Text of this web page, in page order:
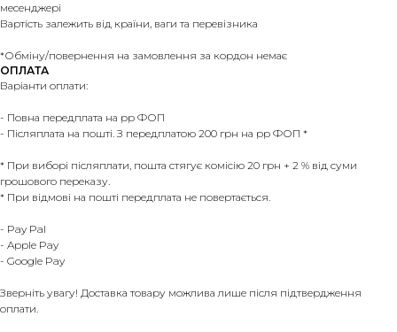
месенджері
Вартість залежить від країни, ваги та перевізника
*Обміну/повернення на замовлення за кордон немає
ОПЛАТА
Варіанти оплати:
- Повна передплата на рр ФОП
- Післяплата на пошті. З передплатою 200 грн на рр ФОП *
* При виборі післяплати, пошта стягує комісію 20 грн + 2 % від суми
грошового переказу.
* При відмові на пошті передплата не повертається.
- Pay Pal
- Apple Pay
- Google Pay
Зверніть увагу! Доставка товару можлива лише після підтвердження
оплати.